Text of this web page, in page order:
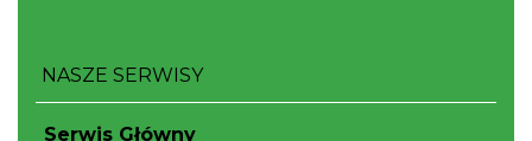
NASZE SERWISY
Serwis Główny